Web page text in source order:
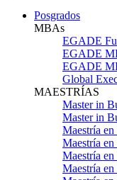
Posgrados
MBAs
EGADE
EGADE
EGADE
Global
MAESTRÍAS
Master in
Master in
Maestría en
Maestría
Maestría
Maestría